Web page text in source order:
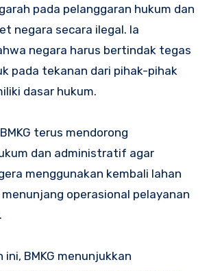
pada pelanggaran hukum dan
negara secara ilegal. Ia
negara harus bertindak tegas
pada tekanan dari pihak-pihak
dasar hukum.
terus mendorong
dan administratif agar
menggunakan kembali lahan
operasional pelayanan
ini, BMKG menunjukkan